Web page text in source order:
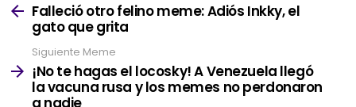
moreFalleció otro felino meme: Adiós Inkky, el
gato que grita
Siguiente Meme
¡No te hagas el locosky! A Venezuela llegó
la vacuna rusa y los memes no perdonaron